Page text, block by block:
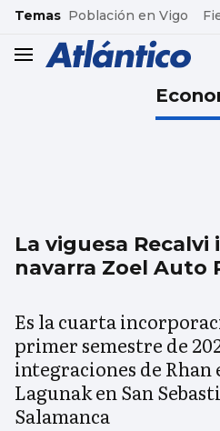
common.go-to-content
Temas Población en Vigo
header.menu.open
La viguesa Recalvi
navarra Zoel Auto
Es la cuarta
primer semestre de
integraciones de Rhan
Lagunak en San
Salamanca